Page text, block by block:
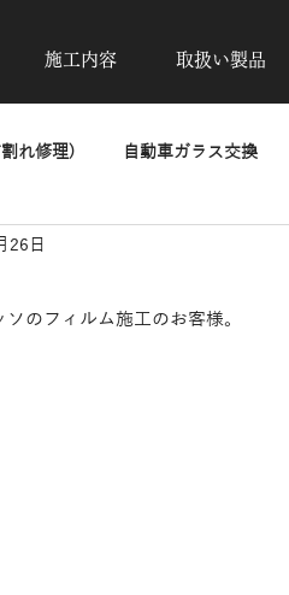
施工内容 取扱い製品
れ修理) 自動車ガラス交換
26日
のフィルム施工のお客様。